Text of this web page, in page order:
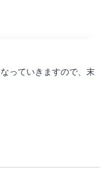
っていきますので、末